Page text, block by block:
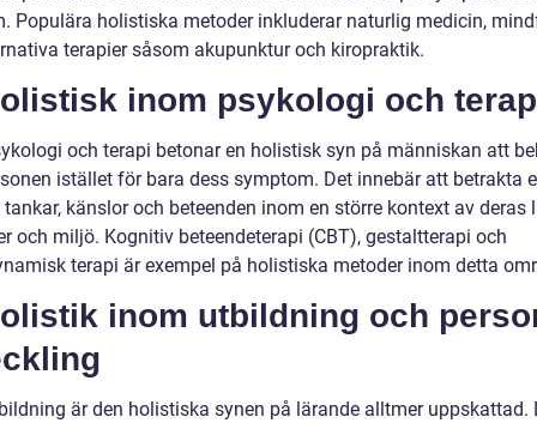
Populära holistiska metoder inkluderar naturlig medicin,
terapier såsom akupunktur och kiropraktik.
inom psykologi och
och terapi betonar en holistisk syn på människan att
istället för bara dess symptom. Det innebär att betrakta
känslor och beteenden inom en större kontext av deras
och miljö. Kognitiv beteendeterapi (CBT), gestaltterapi och
terapi är exempel på holistiska metoder inom detta
inom utbildning och
är den holistiska synen på lärande alltmer uppskattad.